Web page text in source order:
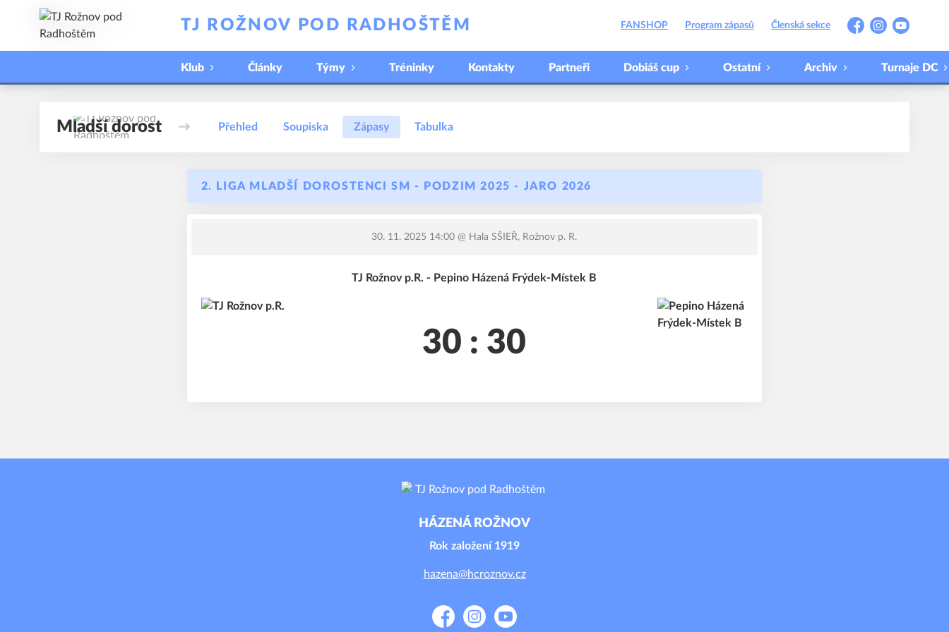
TJ ROŽNOV POD RADHOŠTĚM FANSHOP Program zápasů Členská sekce
FacebookInstagramYouTube
Klub Články Týmy Tréninky Kontakty Partneři Dobiáš cup Ostatní Archiv Turnaje DC
Mladší dorost Přehled Soupiska Zápasy Tabulka
2. LIGA MLADŠÍ DOROSTENCI SM - PODZIM 2025 - JARO 2026
30. 11. 2025 14:00 @ Hala SŠIEŘ, Rožnov p. R.
TJ Rožnov p.R. - Pepino Házená Frýdek-Místek B
30 : 30
HÁZENÁ ROŽNOV
Rok založení 1919
hazena@hcroznov.cz
FacebookInstagramYouTube